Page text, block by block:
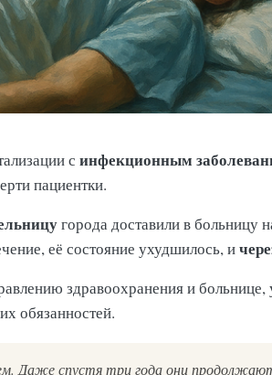
с инфекционным
пациентки.
города доставили в больницу
её состояние ухудшилось, и
здравоохранения и больнице,
обязанностей.
Даже спустя три года они